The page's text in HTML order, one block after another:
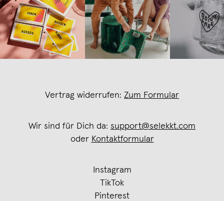
Vertrag widerrufen: Zum Formular
Wir sind für Dich da: support@selekkt.com
oder Kontaktformular
Instagram
TikTok
Pinterest